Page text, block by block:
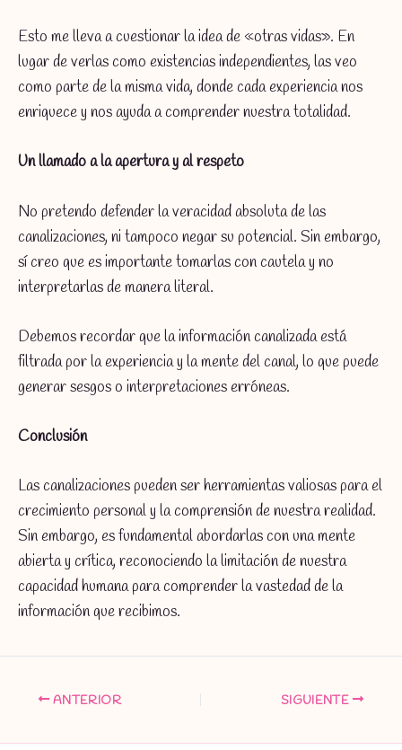
Esto me lleva a cuestionar la idea de «otras vidas». En
lugar de verlas como existencias independientes, las veo
como parte de la misma vida, donde cada experiencia nos
enriquece y nos ayuda a comprender nuestra totalidad.
Un llamado a la apertura y al respeto
No pretendo defender la veracidad absoluta de las
canalizaciones, ni tampoco negar su potencial. Sin embargo,
sí creo que es importante tomarlas con cautela y no
interpretarlas de manera literal.
Debemos recordar que la información canalizada está
filtrada por la experiencia y la mente del canal, lo que puede
generar sesgos o interpretaciones erróneas.
Conclusión
Las canalizaciones pueden ser herramientas valiosas para el
crecimiento personal y la comprensión de nuestra realidad.
Sin embargo, es fundamental abordarlas con una mente
abierta y crítica, reconociendo la limitación de nuestra
capacidad humana para comprender la vastedad de la
información que recibimos.
ANTERIOR SIGUIENTE